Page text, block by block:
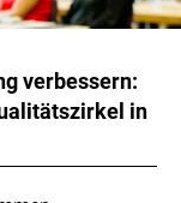
verbessern:
in